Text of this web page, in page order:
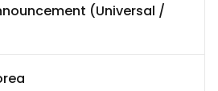
(Universal /